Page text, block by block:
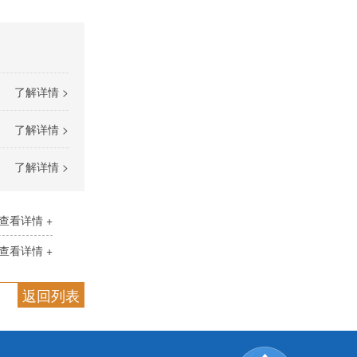
了解详情 >
了解详情 >
了解详情 >
看详情 +
看详情 +
返回列表